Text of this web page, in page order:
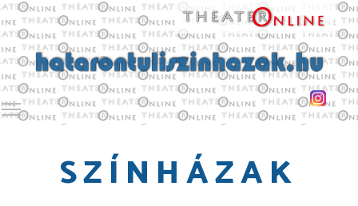
Toggle main menu visibility
SZÍNHÁZAK